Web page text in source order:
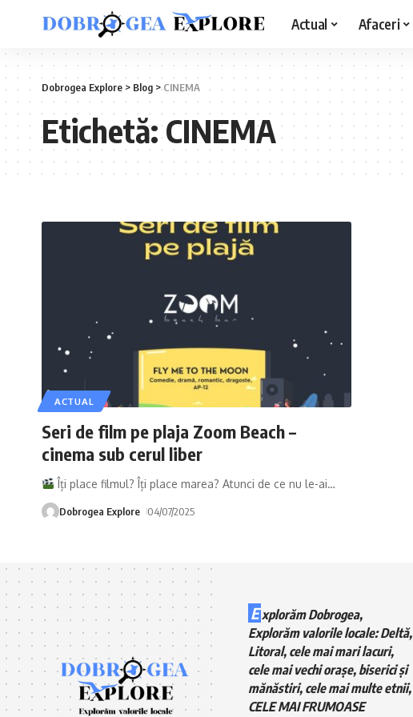
Actual Afaceri
Dobrogea Explore> Blog >CINEMA
Etichetă:CINEMA
ACTUAL
Seri de film pe plaja Zoom Beach –
cinema sub cerul liber
Îți place filmul? Îți place marea? Atunci de ce nu le-ai…
Dobrogea Explore 04/07/2025
E xplorăm Dobrogea,
Explorăm valorile locale: Deltă,
Litoral, cele mai mari lacuri,
cele mai vechi orașe, biserici și
mănăstiri, cele mai multe etnii,
CELE MAI FRUMOASE